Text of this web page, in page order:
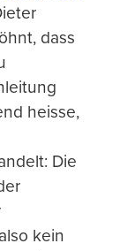
dass
heisse,
Die
kein